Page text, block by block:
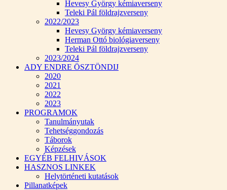
Hevesy György kémiaverseny
Teleki Pál földrajzverseny
2022/2023
Hevesy György kémiaverseny
Herman Ottó biológiaverseny
Teleki Pál földrajzverseny
2023/2024
ADY ENDRE ÖSZTÖNDIJ
2020
2021
2022
2023
PROGRAMOK
Tanulmányutak
Tehetséggondozás
Táborok
Képzések
EGYÉB FELHIVÁSOK
HASZNOS LINKEK
Helytörténeti kutatások
Pillanatképek